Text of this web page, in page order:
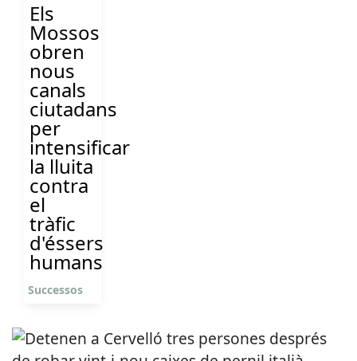
Els
Mossos
obren
nous
canals
ciutadans
per
intensificar
la lluita
contra
el
tràfic
d'éssers
humans
Successos